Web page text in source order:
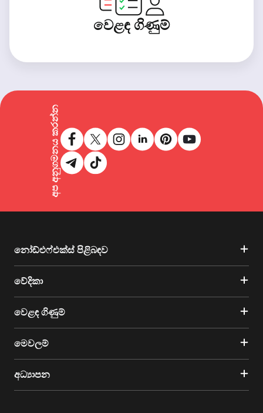
වෙළඳ ගිණුම්
අප අනුගමනය කරන්න
නෝඩ්එෆ්එක්ස් පිළිබඳව
වේදිකා
වෙළඳ ගිණුම්
මෙවලම්
අධ්‍යාපන